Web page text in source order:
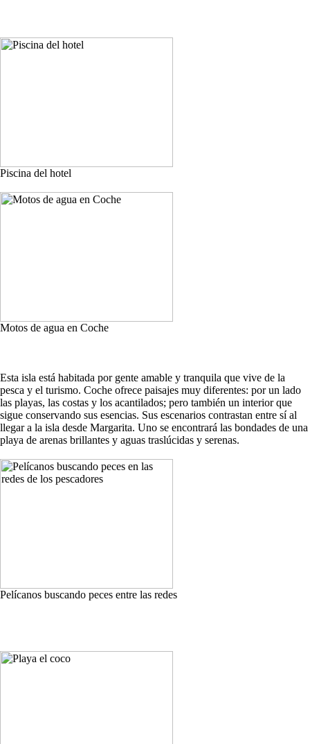
Piscina del hotel
Motos de agua en Coche
Esta isla está habitada por gente amable y tranquila que vive de la
pesca y el turismo. Coche ofrece paisajes muy diferentes: por un lado
las playas, las costas y los acantilados; pero también un interior que
sigue conservando sus esencias. Sus escenarios contrastan entre sí al
llegar a la isla desde Margarita. Uno se encontrará las bondades de una
playa de arenas brillantes y aguas traslúcidas y serenas.
Pelícanos buscando peces entre las redes